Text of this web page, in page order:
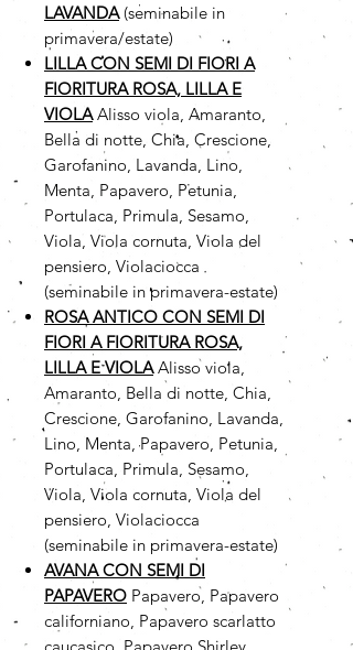
LAVANDA(seminabile in
primavera/estate)
LILLA CON SEMI DI FIORI A
FIORITURA ROSA, LILLA E
VIOLAAlisso viola, Amaranto,
Bella di notte, Chia, Crescione,
Garofanino, Lavanda, Lino,
Menta, Papavero, Petunia,
Portulaca, Primula, Sesamo,
Viola, Viola cornuta, Viola del
pensiero, Violaciocca
(seminabile in primavera-estate)
ROSA ANTICO CON SEMI DI
FIORI A FIORITURA ROSA,
LILLA E VIOLAAlisso viola,
Amaranto, Bella di notte, Chia,
Crescione, Garofanino, Lavanda,
Lino, Menta, Papavero, Petunia,
Portulaca, Primula, Sesamo,
Viola, Viola cornuta, Viola del
pensiero, Violaciocca
(seminabile in primavera-estate)
AVANA CON SEMI DI
PAPAVERO Papavero, Papavero
californiano, Papavero scarlatto
caucasico, Papavero Shirley